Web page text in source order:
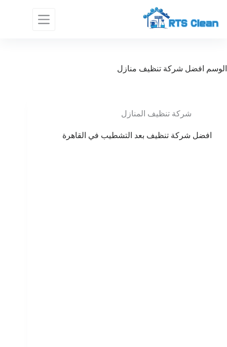
المحتوى
الوسم افضل شركة تنظيف منازل
شركة تنظيف المنازل
افضل شركة تنظيف بعد التشطيب في القاهرة